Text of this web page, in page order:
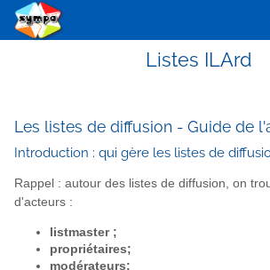
Listes ILArd
Les listes de diffusion - Guide de
Introduction : qui gère les listes de
Rappel : autour des listes de diffusion, on
d'acteurs :
listmaster ;
propriétaires;
modérateurs;